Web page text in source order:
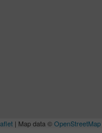
| Map data ©OpenStreetMap